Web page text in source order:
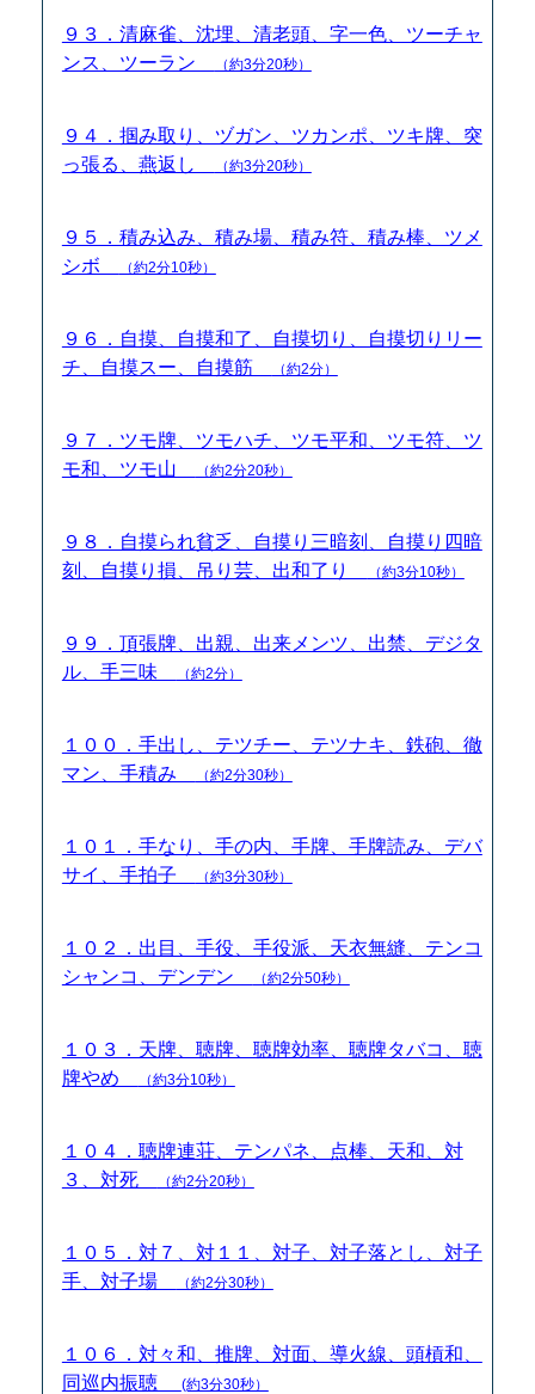
９３．清麻雀、沈埋、清老頭、字一色、ツーチャ
ンス、ツーラン
（約3分20秒）
９４．掴み取り、ヅガン、ツカンポ、ツキ牌、突
っ張る、燕返し
（約3分20秒）
９５．積み込み、積み場、積み符、積み棒、ツメ
シボ
（約2分10秒）
９６．自摸、自摸和了、自摸切り、自摸切りリー
チ、自摸スー、自摸筋
（約2分）
９７．ツモ牌、ツモハチ、ツモ平和、ツモ符、ツ
モ和、ツモ山
（約2分20秒）
９８．自摸られ貧乏、自摸り三暗刻、自摸り四暗
刻、自摸り損、吊り芸、出和了り
（約3分10秒）
９９．頂張牌、出親、出来メンツ、出禁、デジタ
ル、手三味
（約2分）
１００．手出し、テツチー、テツナキ、鉄砲、徹
マン、手積み
（約2分30秒）
１０１．手なり、手の内、手牌、手牌読み、デバ
サイ、手拍子
（約3分30秒）
１０２．出目、手役、手役派、天衣無縫、テンコ
シャンコ、デンデン
（約2分50秒）
１０３．天牌、聴牌、聴牌効率、聴牌タバコ、聴
牌やめ
（約3分10秒）
１０４．聴牌連荘、テンパネ、点棒、天和、対
３、対死
（約2分20秒）
１０５．対７、対１１、対子、対子落とし、対子
手、対子場
（約2分30秒）
１０６．対々和、推牌、対面、導火線、頭槓和、
同巡内振聴
(約3分30秒）